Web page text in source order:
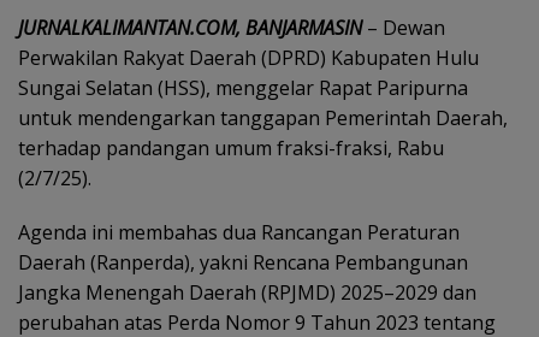
JURNALKALIMANTAN.COM, BANJARMASIN– Dewan
Perwakilan Rakyat Daerah (DPRD) Kabupaten Hulu
Sungai Selatan (HSS), menggelar Rapat Paripurna
untuk mendengarkan tanggapan Pemerintah Daerah,
terhadap pandangan umum fraksi-fraksi, Rabu
(2/7/25).
Agenda ini membahas dua Rancangan Peraturan
Daerah (Ranperda), yakni Rencana Pembangunan
Jangka Menengah Daerah (RPJMD) 2025–2029 dan
perubahan atas Perda Nomor 9 Tahun 2023 tentang